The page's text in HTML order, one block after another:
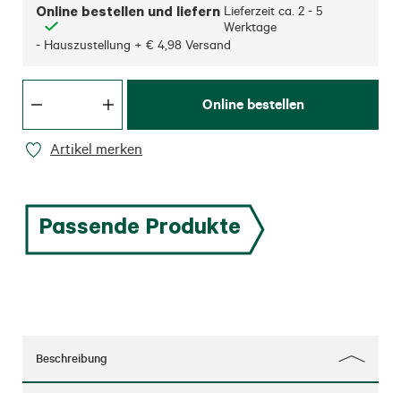
Online bestellen und liefern Lieferzeit ca. 2 - 5
Werktage
- Hauszustellung + € 4,98 Versand
Online bestellen
Artikel merken
Passende Produkte
Beschreibung